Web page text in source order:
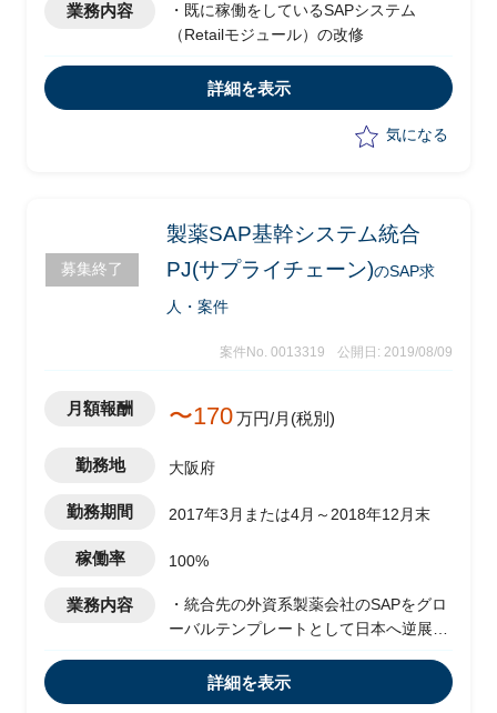
業務内容
・既に稼働をしているSAPシステム
（Retailモジュール）の改修
詳細を表示
気になる
募集終了
製薬SAP基幹システム統合
PJ(サプライチェーン)のSAP求
人・案件
案件No. 0013319 公開日: 2019/08/09
月額報酬 〜170万円/月(税別)
勤務地 大阪府
勤務期間 2017年3月または4月～2018年12月末
稼働率 100%
業務内容
・統合先の外資系製薬会社のSAPをグロ
ーバルテンプレートとして日本へ逆展
・グローバルチーム主導のPJ
・日本側の取りまとめ役として、クライ
詳細を表示